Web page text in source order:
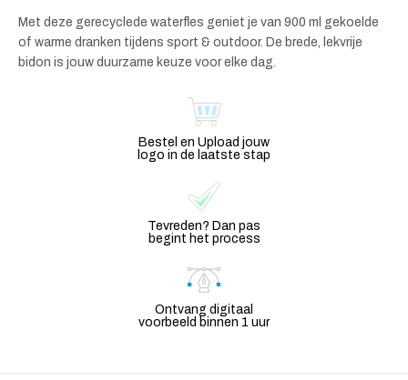
Met deze gerecyclede waterfles geniet je van 900 ml gekoelde
of warme dranken tijdens sport & outdoor. De brede, lekvrije
bidon is jouw duurzame keuze voor elke dag.
Bestel en Upload jouw
logo in de laatste stap
Tevreden? Dan pas
begint het process
Ontvang digitaal
voorbeeld binnen 1 uur